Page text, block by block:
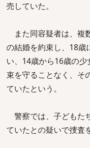
売していた。
また同容疑者は、複
の結婚を約束し、18歳
い、14歳から16歳の
束を守ることなく、そ
ていたという。
警察では、子どもた
ていたとの疑いで捜査